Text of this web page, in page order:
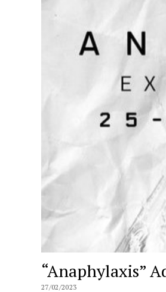
“Anaphylaxis”
27/02/2023